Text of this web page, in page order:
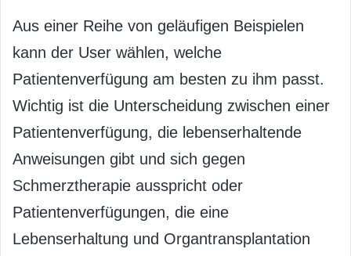
Aus einer Reihe von geläufigen Beispielen
kann der User wählen, welche
Patientenverfügung am besten zu ihm passt.
Wichtig ist die Unterscheidung zwischen einer
Patientenverfügung, die lebenserhaltende
Anweisungen gibt und sich gegen
Schmerztherapie ausspricht oder
Patientenverfügungen, die eine
Lebenserhaltung und Organtransplantation